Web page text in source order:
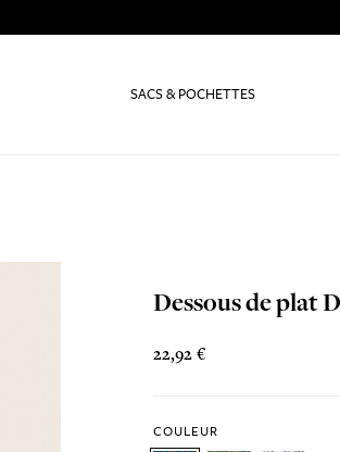
SACS & POCHETTES
Dessous de plat
22,92 €
COULEUR